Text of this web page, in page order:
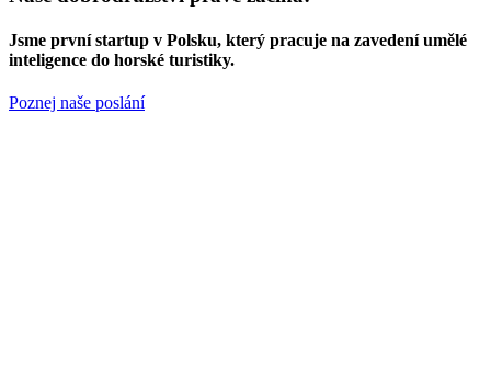
Jsme první startup v Polsku, který pracuje na zavedení umělé
inteligence do horské turistiky.
Poznej naše poslání